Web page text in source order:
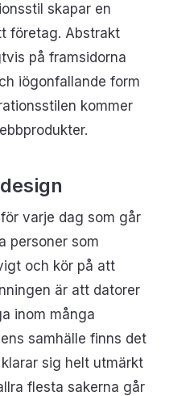
skapar en
företag. Abstrakt
på framsidorna
iögonfallande form
kommer
varje dag som går
personer som
och kör på att
är att datorer
inom många
samhälle finns det
sig helt utmärkt
flesta sakerna går